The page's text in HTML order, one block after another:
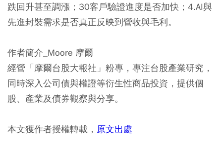
跌回升甚至調漲；30客戶驗證進度是否加快；4.AI與
先進封裝需求是否真正反映到營收與毛利。
作者簡介_Moore 摩爾
經營「摩爾台股大報社」粉專，專注台股產業研究，
同時深入公司債與權證等衍生性商品投資，提供個
股、產業及債券觀察與分享。
本文獲作者授權轉載， 原文出處